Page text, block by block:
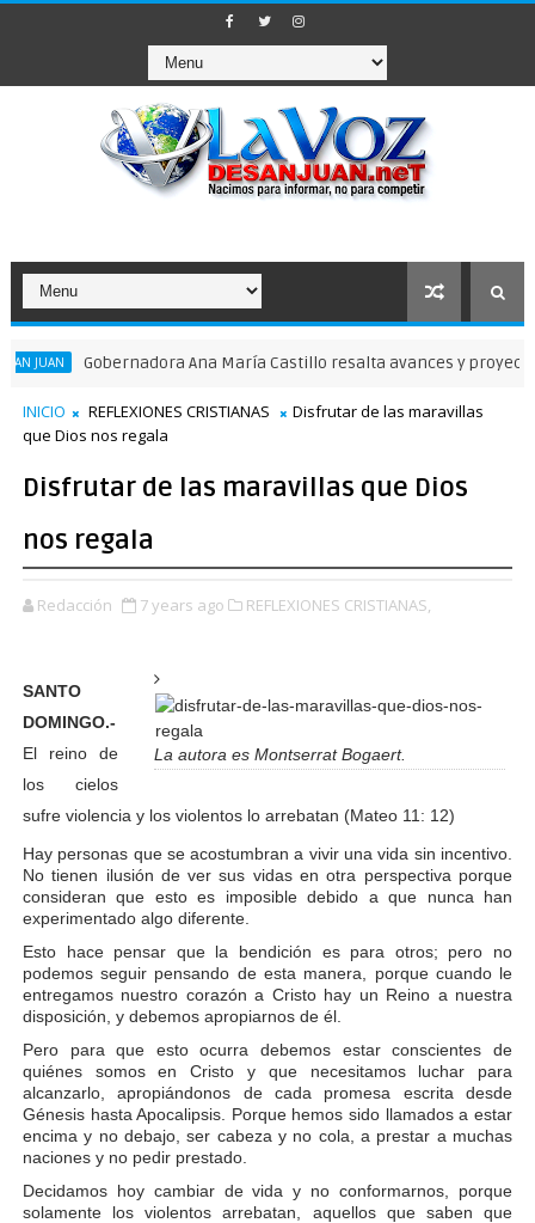
Gobernadora Ana María Castillo resalta avances y proyectos
INICIO REFLEXIONES CRISTIANAS
Disfrutar de las maravillas
que Dios nos regala
Disfrutar de las maravillas que Dios
nos regala
Redacción 7 years ago REFLEXIONES CRISTIANAS,
La autora es Montserrat Bogaert.
SANTO
DOMINGO.-
El reino de
los cielos
sufre violencia y los violentos lo arrebatan (Mateo 11: 12)
Hay personas que se acostumbran a vivir una vida sin incentivo.
No tienen ilusión de ver sus vidas en otra perspectiva porque
consideran que esto es imposible debido a que nunca han
experimentado algo diferente.
Esto hace pensar que la bendición es para otros; pero no
podemos seguir pensando de esta manera, porque cuando le
entregamos nuestro corazón a Cristo hay un Reino a nuestra
disposición, y debemos apropiarnos de él.
Pero para que esto ocurra debemos estar conscientes de
quiénes somos en Cristo y que necesitamos luchar para
alcanzarlo, apropiándonos de cada promesa escrita desde
Génesis hasta Apocalipsis. Porque hemos sido llamados a estar
encima y no debajo, ser cabeza y no cola, a prestar a muchas
naciones y no pedir prestado.
Decidamos hoy cambiar de vida y no conformarnos, porque
solamente los violentos arrebatan, aquellos que saben que